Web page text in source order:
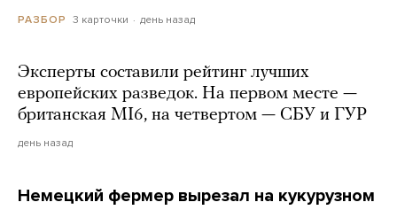
РАЗБОР 3 карточки день назад
Эксперты составили рейтинг лучших
европейских разведок. На первом месте —
британская MI6, на четвертом — СБУ и ГУР
день назад
Немецкий фермер вырезал на кукурузном